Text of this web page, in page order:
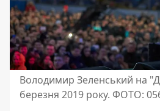
Володимир Зеленський на
березня 2019 року. ФОТО: